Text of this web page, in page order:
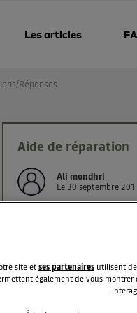
Les articles
Réponses
Aide de réparation
Ali mondhri
Le 30 septembre
Le voyant de témoin de
site etses partenairesutilisent
également de vous montrer